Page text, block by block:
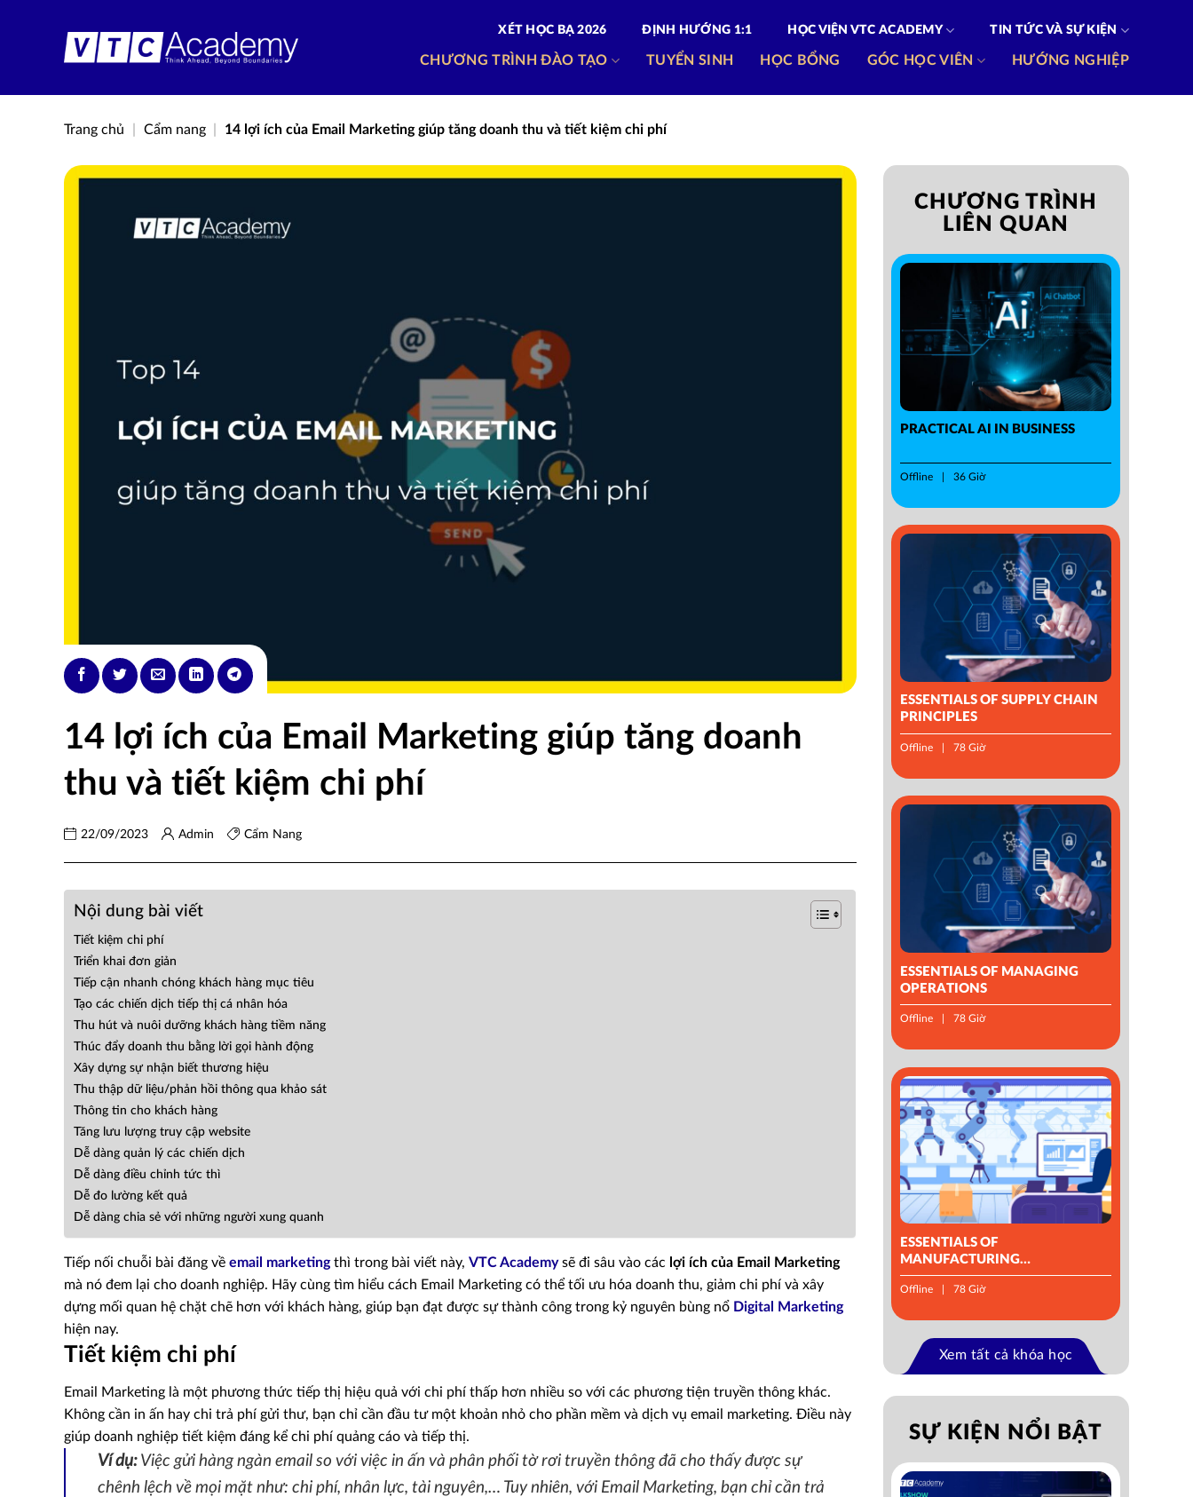
XÉT HỌC BẠ 2026 ĐỊNH HƯỚNG 1:1 HỌC VIỆN VTC ACADEMY TIN TỨC VÀ SỰ KIỆN
CHƯƠNG TRÌNH ĐÀO TẠO TUYỂN SINH HỌC BỔNG GÓC HỌC VIÊN HƯỚNG NGHIỆP
Trang chủ Cẩm nang 14 lợi ích của Email Marketing giúp tăng doanh thu và tiết kiệm chi phí
14 lợi ích của Email Marketing giúp tăng doanh
thu và tiết kiệm chi phí
22/09/2023 Admin Cẩm Nang
Nội dung bài viết
Tiết kiệm chi phí
Triển khai đơn giản
Tiếp cận nhanh chóng khách hàng mục tiêu
Tạo các chiến dịch tiếp thị cá nhân hóa
Thu hút và nuôi dưỡng khách hàng tiềm năng
Thúc đẩy doanh thu bằng lời gọi hành động
Xây dựng sự nhận biết thương hiệu
Thu thập dữ liệu/phản hồi thông qua khảo sát
Thông tin cho khách hàng
Tăng lưu lượng truy cập website
Dễ dàng quản lý các chiến dịch
Dễ dàng điều chỉnh tức thì
Dễ đo lường kết quả
Dễ dàng chia sẻ với những người xung quanh
Tiếp nối chuỗi bài đăng về email marketingthì trong bài viết này, VTC Academysẽ đi sâu vào các lợi ích của Email Marketing
mà nó đem lại cho doanh nghiệp. Hãy cùng tìm hiểu cách Email Marketing có thể tối ưu hóa doanh thu, giảm chi phí và xây
dựng mối quan hệ chặt chẽ hơn với khách hàng, giúp bạn đạt được sự thành công trong kỷ nguyên bùng nổ Digital Marketing
hiện nay.
Tiết kiệm chi phí
Email Marketing là một phương thức tiếp thị hiệu quả với chi phí thấp hơn nhiều so với các phương tiện truyền thông khác.
Không cần in ấn hay chi trả phí gửi thư, bạn chỉ cần đầu tư một khoản nhỏ cho phần mềm và dịch vụ email marketing. Điều này
giúp doanh nghiệp tiết kiệm đáng kể chi phí quảng cáo và tiếp thị.
Ví dụ: Việc gửi hàng ngàn email so với việc in ấn và phân phối tờ rơi truyền thông đã cho thấy được sự
chênh lệch về mọi mặt như: chi phí, nhân lực, tài nguyên,… Tuy nhiên, với Email Marketing, bạn chỉ cần trả
CHƯƠNG TRÌNH
LIÊN QUAN
PRACTICAL AI IN BUSINESS
Offline 36 Giờ
ESSENTIALS OF SUPPLY CHAIN
PRINCIPLES
Offline 78 Giờ
ESSENTIALS OF MANAGING
OPERATIONS
Offline 78 Giờ
ESSENTIALS OF
MANUFACTURING
MANAGEMENT
Offline 78 Giờ
Xem tất cả khóa học
SỰ KIỆN NỔI BẬT